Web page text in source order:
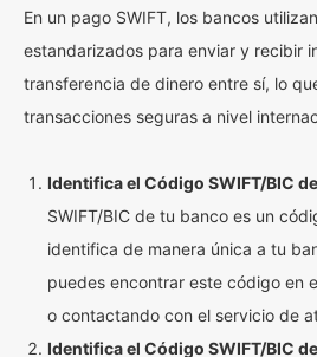
En un pago SWIFT, los bancos
estandarizados para enviar y recibir
transferencia de dinero entre sí, lo
transacciones seguras a nivel
Identifica el Código SWIFT/BIC
SWIFT/BIC de tu banco es un
identifica de manera única a tu
puedes encontrar este código en
o contactando con el servicio de
Identifica el Código SWIFT/BIC